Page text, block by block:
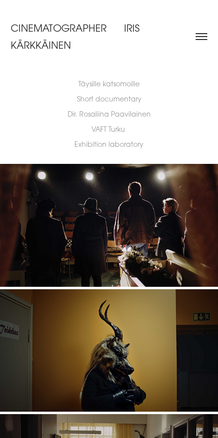
CINEMATOGRAPHER      IRIS
KÄRKKÄINEN
Täysille katsomoille
Short documentary
Dir. Rosaliina Paavilainen
VAFT Turku
Exhibition laboratory